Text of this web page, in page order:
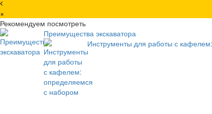
×
Рекомендуем посмотреть
Преимущества экскаватора
Инструменты для работы с